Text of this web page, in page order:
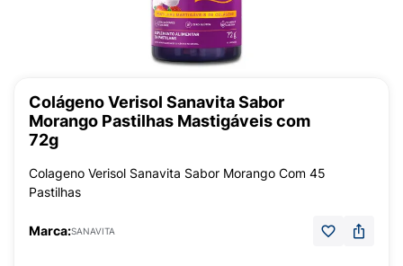
Colágeno Verisol Sanavita Sabor
Morango Pastilhas Mastigáveis com
72g
Colageno Verisol Sanavita Sabor Morango Com 45
Pastilhas
Marca:SANAVITA